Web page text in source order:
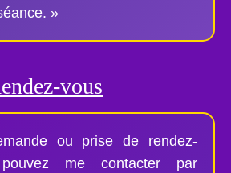
»
vous
ou prise de rendez-
me contacter par